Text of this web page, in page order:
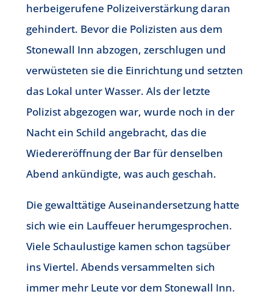
herbeigerufene Polizeiverstärkung daran
gehindert. Bevor die Polizisten aus dem
Stonewall Inn abzogen, zerschlugen und
verwüsteten sie die Einrichtung und setzten
das Lokal unter Wasser. Als der letzte
Polizist abgezogen war, wurde noch in der
Nacht ein Schild angebracht, das die
Wiedereröffnung der Bar für denselben
Abend ankündigte, was auch geschah.
Die gewalttätige Auseinandersetzung hatte
sich wie ein Lauffeuer herumgesprochen.
Viele Schaulustige kamen schon tagsüber
ins Viertel. Abends versammelten sich
immer mehr Leute vor dem Stonewall Inn.